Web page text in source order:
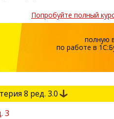
Попробуйте полный
полную
по работе в
8 ред. 3.0
3